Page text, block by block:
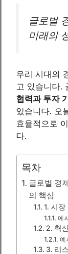
글로벌
미래의
우리 시대의
고 있습니다.
협력과 투자
있습니다. 오
효율적으로
다.
목차
글로벌 경
의 핵심
1. 시장
예
2. 혁
예
3. 리